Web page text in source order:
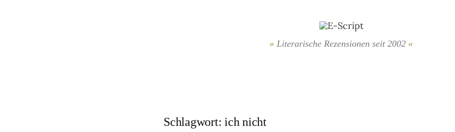
Literarische Rezensionen seit 2002
Schlagwort: ich nicht